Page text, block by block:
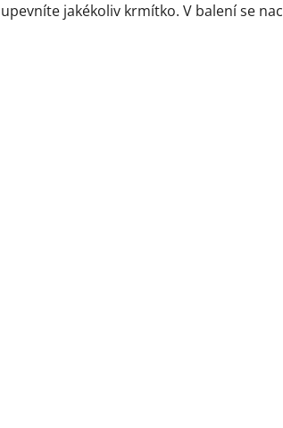
upevníte jakékoliv krmítko. V balení se